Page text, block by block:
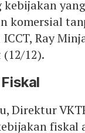
komersial
Ray
(12/12).
Direktur